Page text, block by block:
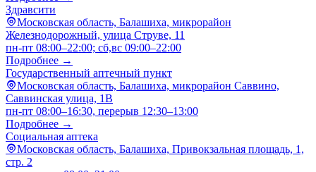
Здравсити
Московская область, Балашиха, микрорайон
Железнодорожный, улица Струве, 11
пн-пт 08:00–22:00; сб,вс 09:00–22:00
Подробнее →
Государственный аптечный пункт
Московская область, Балашиха, микрорайон Саввино,
Саввинская улица, 1В
пн-пт 08:00–16:30, перерыв 12:30–13:00
Подробнее →
Социальная аптека
Московская область, Балашиха, Привокзальная площадь, 1,
стр. 2